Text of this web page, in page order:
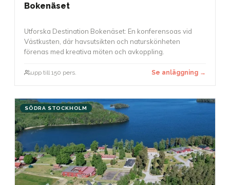
Bokenäset
Utforska Destination Bokenäset: En konferensoas vid
Västkusten, där havsutsikten och naturskönheten
förenas med kreativa möten och avkoppling.
upp till 150 pers. Se anläggning →
SÖDRA STOCKHOLM